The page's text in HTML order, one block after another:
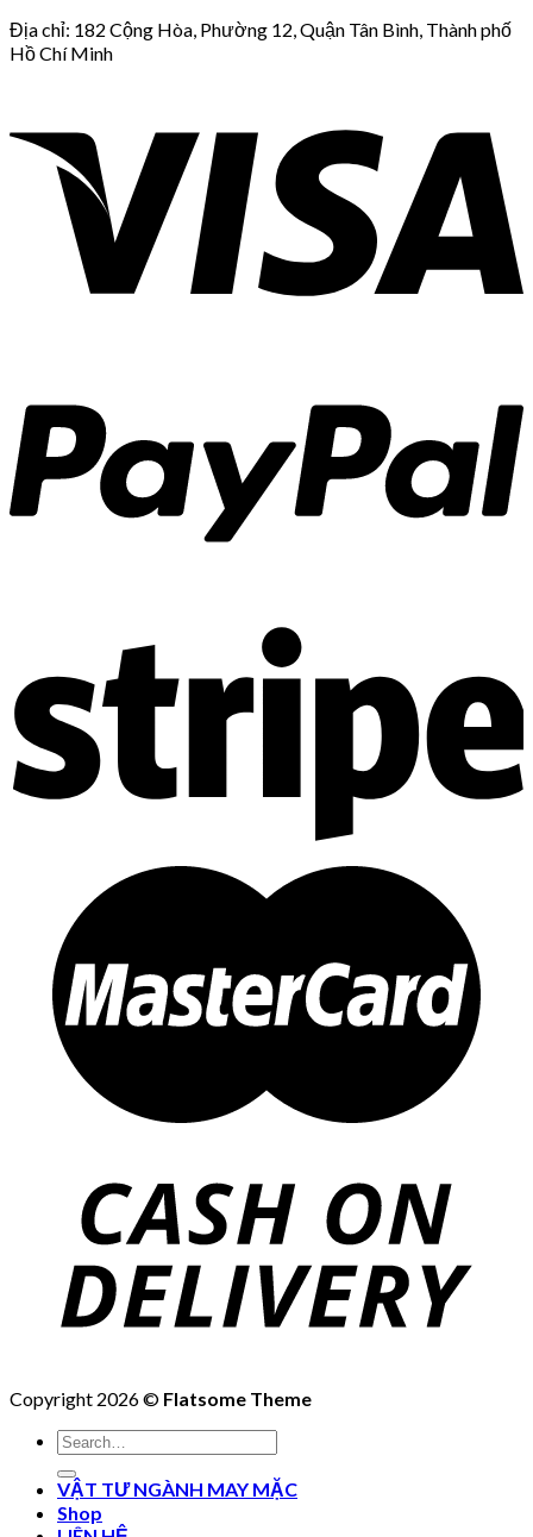
Địa chỉ: 182 Cộng Hòa, Phường 12, Quận Tân Bình, Thành phố
Hồ Chí Minh
Copyright 2026 © Flatsome Theme
Search
for:
VẬT TƯ NGÀNH MAY MẶC
Shop